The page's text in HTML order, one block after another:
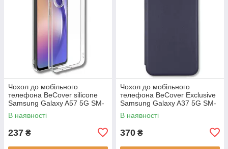
Чохол до мобільного
телефона BeCover silicone
Samsung Galaxy A57 5G SM-
A576 Transparent (714858)
В наявності
237 ₴
Чохол до мобільного
телефона BeCover Exclusive
Samsung Galaxy A37 5G SM-
A376 Deep Blue (715019)
В наявності
370 ₴